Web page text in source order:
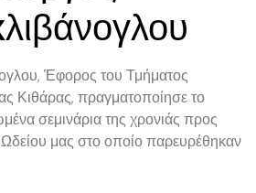
Έφορος του Τμήματος
Κιθάρας, πραγματοποίησε το
σεμινάρια της χρονιάς προς
μας στο οποίο παρευρέθηκαν